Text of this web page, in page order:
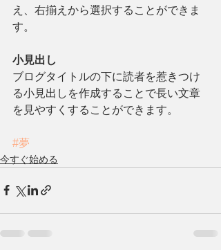
え、右揃えから選択することができま
す。
小見出し
ブログタイトルの下に読者を惹きつけ
る小見出しを作成することで長い文章
を見やすくすることができます。
#夢
今すぐ始める